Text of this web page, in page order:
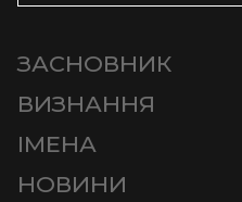
ЗАСНОВНИК
ВИЗНАННЯ
ІМЕНА
НОВИНИ